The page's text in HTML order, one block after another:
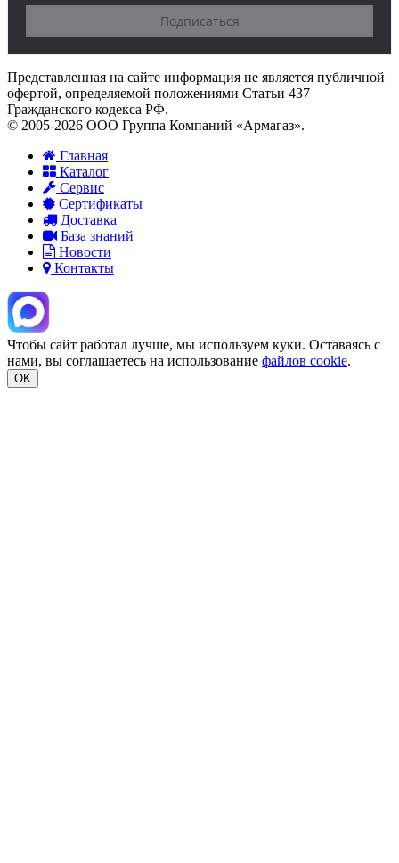
Представленная на сайте информация не является публичной
офертой, определяемой положениями Статьи 437
Гражданского кодекса РФ.
© 2005-2026 ООО Группа Компаний «Армагаз».
Главная
Каталог
Сервис
Сертификаты
Доставка
База знаний
Новости
Контакты
Чтобы сайт работал лучше, мы используем куки. Оставаясь с
нами, вы соглашаетесь на использование файлов cookie.
OK